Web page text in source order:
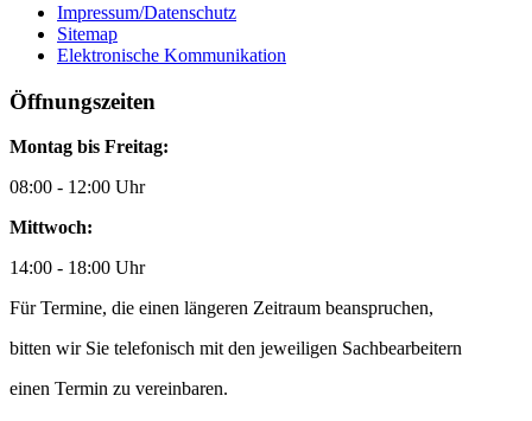
Impressum/Datenschutz
Sitemap
Elektronische Kommunikation
Öffnungszeiten
Montag bis Freitag:
08:00 - 12:00 Uhr
Mittwoch:
14:00 - 18:00 Uhr
Für Termine, die einen längeren Zeitraum beanspruchen,
bitten wir Sie telefonisch mit den jeweiligen Sachbearbeitern
einen Termin zu vereinbaren.